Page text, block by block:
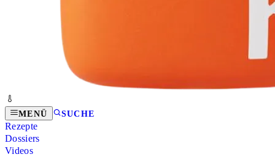
MENÜ SUCHE
Rezepte
Dossiers
Videos